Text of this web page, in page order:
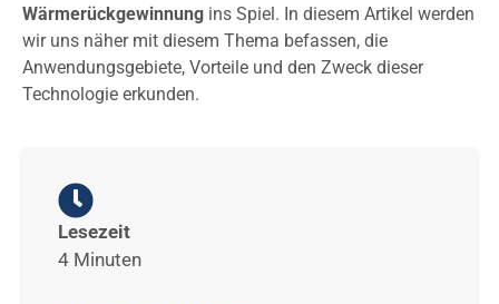
Wärmerückgewinnung ins Spiel. In diesem Artikel werden
wir uns näher mit diesem Thema befassen, die
Anwendungsgebiete, Vorteile und den Zweck dieser
Technologie erkunden.
Lesezeit
4 Minuten